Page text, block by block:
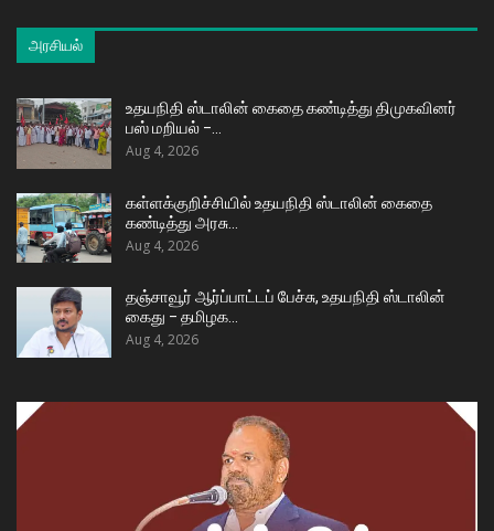
அரசியல்
உதயநிதி ஸ்டாலின் கைதை கண்டித்து திமுகவினர்
பஸ் மறியல் –…
Aug 4, 2026
கள்ளக்குறிச்சியில் உதயநிதி ஸ்டாலின் கைதை
கண்டித்து அரசு…
Aug 4, 2026
தஞ்சாவூர் ஆர்ப்பாட்டப் பேச்சு, உதயநிதி ஸ்டாலின்
கைது – தமிழக…
Aug 4, 2026